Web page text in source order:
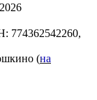
(на